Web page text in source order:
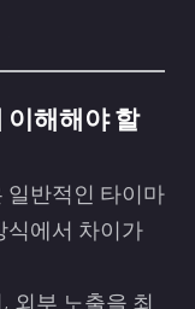
이해해야 할
일반적인 타이마
식에서 차이가
외부 노출을 최